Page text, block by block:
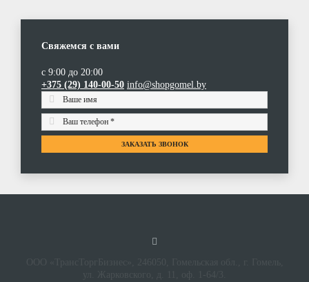
Свяжемся с вами
с 9:00 до 20:00
+375 (29) 140-00-50 info@shopgomel.by
ЗАКАЗАТЬ ЗВОНОК